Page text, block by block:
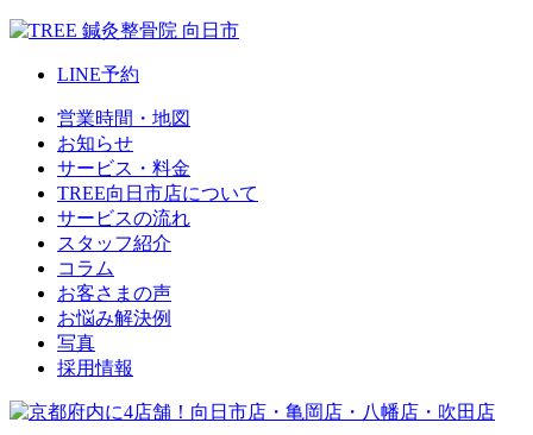
LINE予約
営業時間・地図
お知らせ
サービス・料金
TREE向日市店について
サービスの流れ
スタッフ紹介
コラム
お客さまの声
お悩み解決例
写真
採用情報